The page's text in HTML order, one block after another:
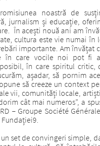
noastră de
jurnalism și educație,
În acești nouă ani am
cultura este vie numai în
importante. Am învățat
în care vocile noi pot fi
în care spiritul critic,
așadar, să pornim
să creeze un context
vii, comunități locale,
cât mai numeros”, a
– Groupe Société
set de convingeri simple,